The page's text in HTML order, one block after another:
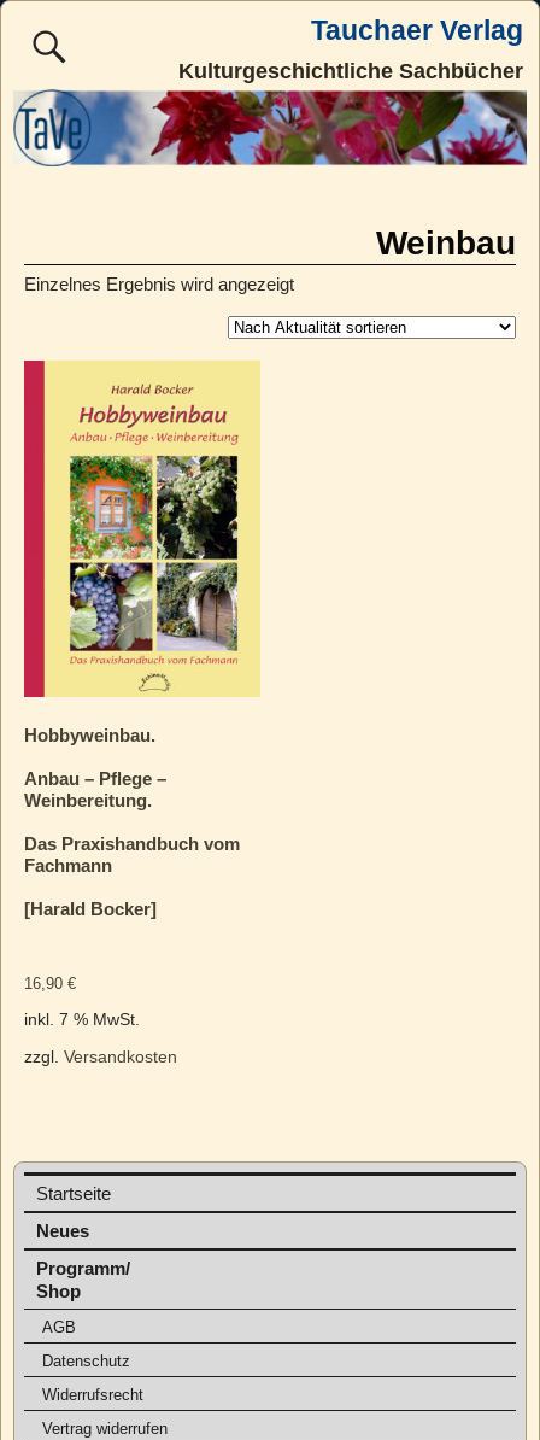
Tauchaer Verlag
Kulturgeschichtliche Sachbücher
Weinbau
Einzelnes Ergebnis wird angezeigt
Hobbyweinbau.
Anbau – Pflege –
Weinbereitung.
Das Praxishandbuch vom
Fachmann
[Harald Bocker]
16,90 €
inkl. 7 % MwSt.
zzgl. Versandkosten
Startseite
Neues
Programm/
Shop
AGB
Datenschutz
Widerrufsrecht
Vertrag widerrufen